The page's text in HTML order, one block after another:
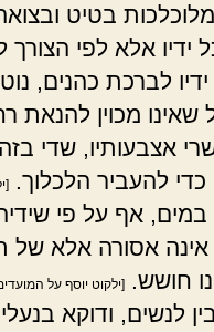
מלוכלכות בטיט
ידיו אלא לפי הצורך
ידיו לברכת כהנים,
מכוין להנאת
אצבעותיו, שדי
כדי להעביר הלכלוך.
אף על פי
אסורה אלא של
חושש.
[ילקוט יוסף על
לנשים, ודוקא